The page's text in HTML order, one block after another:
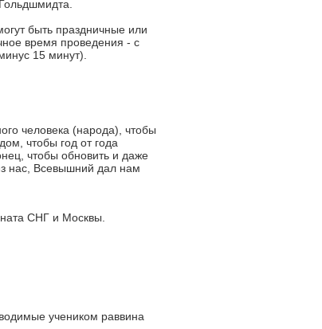
быть праздничные или
время проведения - с
15 минут).
человека (народа), чтобы
чтобы год от года
чтобы обновить и даже
нас, Всевышний дал нам
СНГ и Москвы.
учеником раввина